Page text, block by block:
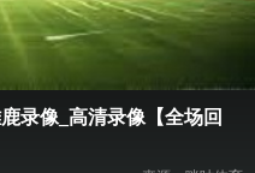
录像_高清录像【全场回